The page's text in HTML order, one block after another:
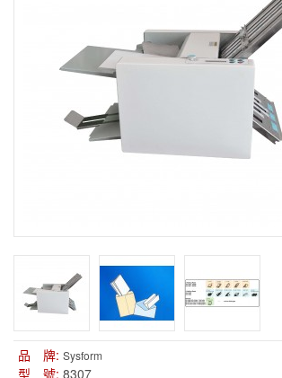
品 牌: Sysform
型 號: 8307